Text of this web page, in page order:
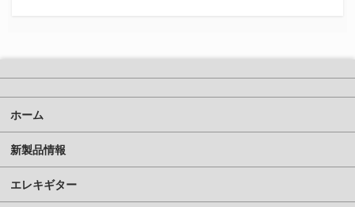
ホーム
新製品情報
エレキギター